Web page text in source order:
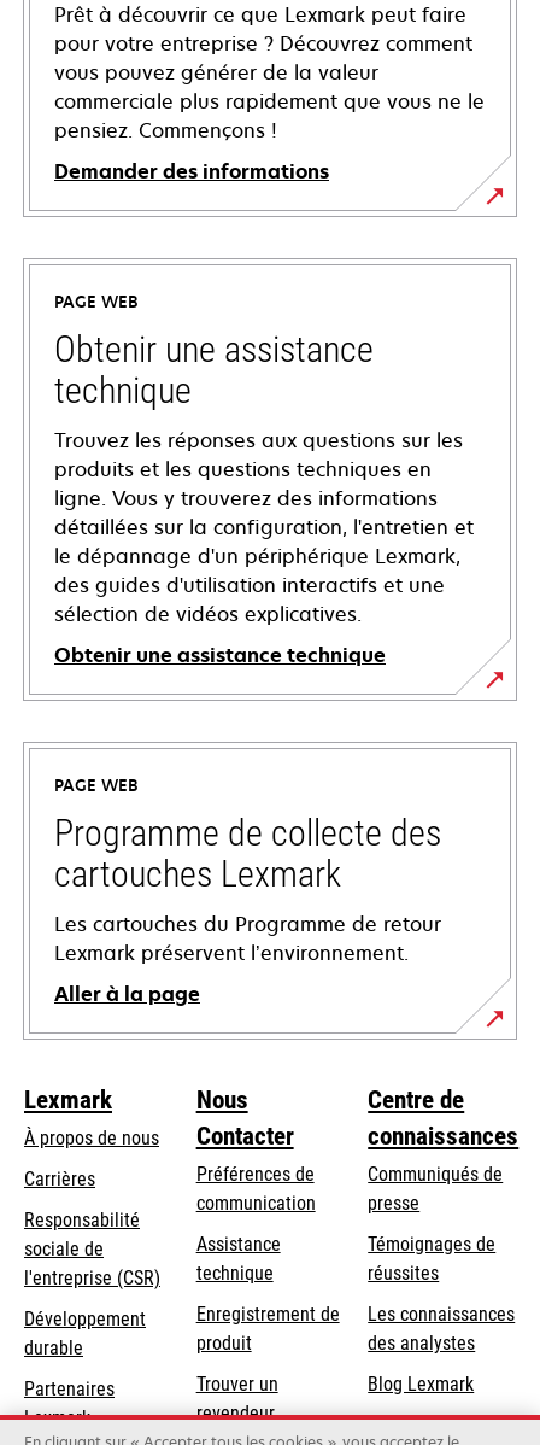
Prêt à découvrir ce que Lexmark peut faire
pour votre entreprise ? Découvrez comment
vous pouvez générer de la valeur
commerciale plus rapidement que vous ne le
pensiez. Commençons !
Demander des informations
PAGE WEB
Obtenir une assistance
technique
Trouvez les réponses aux questions sur les
produits et les questions techniques en
ligne. Vous y trouverez des informations
détaillées sur la configuration, l'entretien et
le dépannage d'un périphérique Lexmark,
des guides d'utilisation interactifs et une
sélection de vidéos explicatives.
Obtenir une assistance technique
s’ouvre
dans
nouvel
onglet
PAGE WEB
Programme de collecte des
cartouches Lexmark
Les cartouches du Programme de retour
Lexmark préservent l’environnement.
Aller à la page
Lexmark
À propos de nous
Carrières
s’ouvre
dans
un
nouvel
onglet
Responsabilité
sociale de
l'entreprise (CSR) s’ouvre
onglet
Développement
durable
Partenaires
Lexmark
Nous
Contacter
Préférences de
communication
s’ouvre
dans
un
nouvel
onglet
Assistance
techniques’ouvre
un
onglet
Enregistrement de
produit
Trouver un
revendeur
Centre de
connaissances
Communiqués de
presse
Témoignages de
réussites
Les connaissances
des analystes
Blog Lexmark